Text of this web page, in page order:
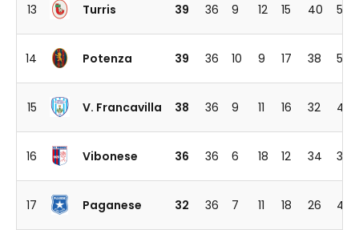
13 Turris 39 36 9 12 15 40 56
14 Potenza 39 36 10 9 17 38 52
15 V. Francavilla 38 36 9 11 16 32 44
16 Vibonese 36 36 6 18 12 34 37
17 Paganese 32 36 7 11 18 26 49